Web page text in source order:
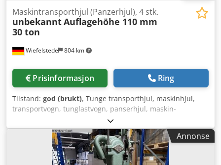
Wiefelstede 804 km
Maskintransporthjul (Panzerhjul), 4 stk.
unbekanntAuflagehöhe 110 mm
30 ton
Prisinformasjon Ring
Tilstand: god (brukt), Tunge transporthjul, maskinhjul,
transportvogn, tunglastvogn, panserhjul, maskin-
transporthjul med svingbart hjulstativ -Maskin-
transporthjul: 4 stk panserhjul -Lastekapasitet: 30 t (7,5 t
per stk) -Påleggshøyde: 110 mm -Skiver: 3x Ø 140 mm / 1x
bredde 135 mm Dodpewx Hcisfx Ab Njck -Levering/pris:
komplett -Mål transportkasse: 1005/200/H165 mm -Vekt: 57
Annonse